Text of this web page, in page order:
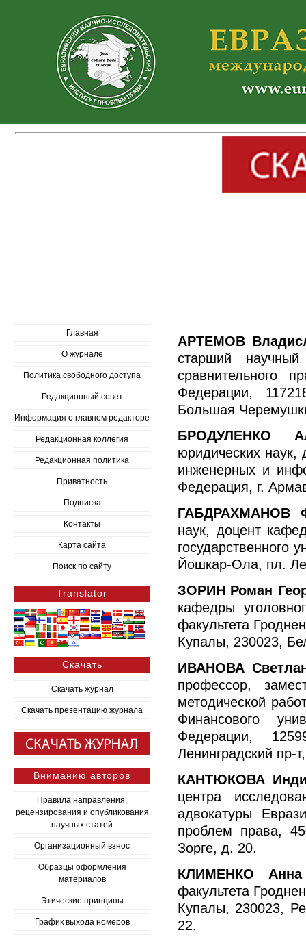
Главная
О журнале
Политика свободного доступа
Редакционный совет
Информация о главном редакторе
Редакционная коллегия
Редакционная политика
Приватность
Подписка
Контакты
Карта сайта
Поиск по сайту
Translator
Скачать
Скачать журнал
Скачать презентацию журнала
Вниманию авторов
Правила направления,
рецензирования и опубликования
научных статей
Организационный взнос
Образцы оформления
материалов
Этические принципы
График выхода номеров
АРТЕМОВ
старший научный
сравнительного
Федерации,
Большая
БРОДУЛЕНКО
юридических наук,
инженерных и
Федерация, г.
ГАБДРАХМАНОВ
наук, доцент
государственного
Йошкар-Ола, пл.
ЗОРИН Роман
кафедры
факультета
Купалы, 230023,
ИВАНОВА
профессор,
методической
Финансового
Федерации,
Ленинградский пр-
КАНТЮКОВА
центра
адвокатуры
проблем права,
Зорге, д. 20.
КЛИМЕНКО Анна
факультета
Купалы, 230023,
22.